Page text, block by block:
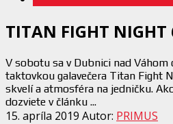
TITAN FIGHT NIGHT
V sobotu sa v Dubnici nad
taktovkou galavečera Titan Fight
skvelí a atmosféra na jedničku.
dozviete v článku ...
15. apríla 2019 Autor: PRIMUS